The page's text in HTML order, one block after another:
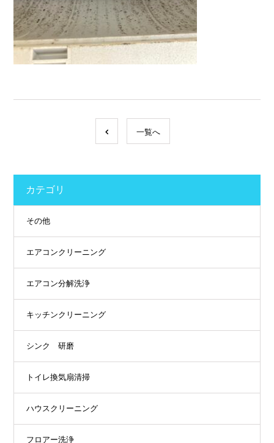
一覧へ
カテゴリ
その他
エアコンクリーニング
エアコン分解洗浄
キッチンクリーニング
シンク 研磨
トイレ換気扇清掃
ハウスクリーニング
フロアー洗浄